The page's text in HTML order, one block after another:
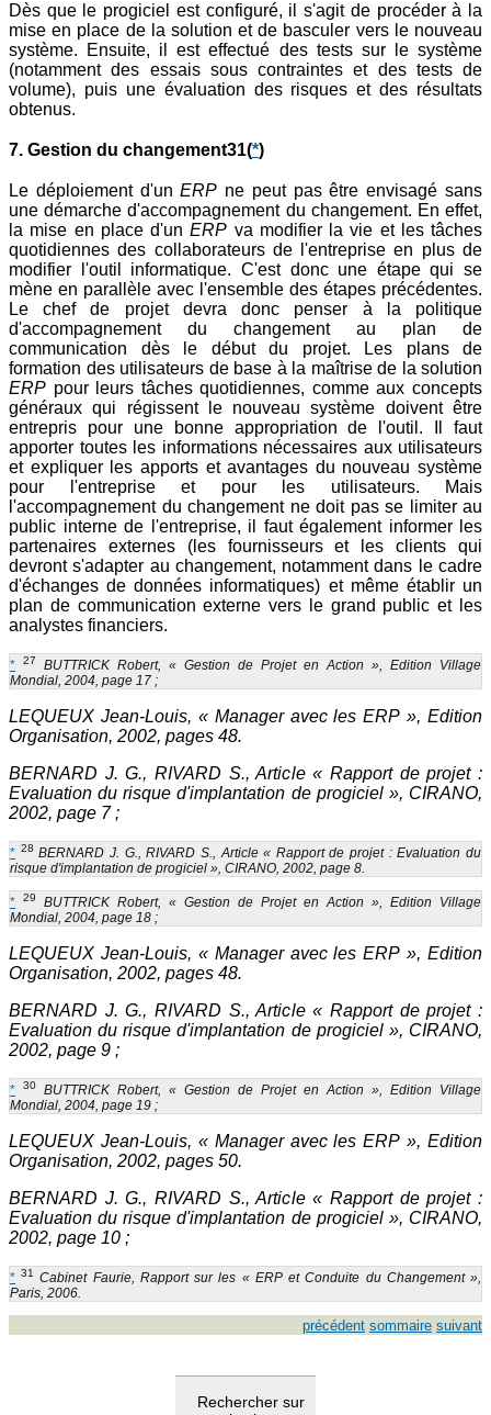
Dès que le progiciel est configuré, il s'agit de procéder à la
mise en place de la solution et de basculer vers le nouveau
système. Ensuite, il est effectué des tests sur le système
(notamment des essais sous contraintes et des tests de
volume), puis une évaluation des risques et des résultats
obtenus.
7. Gestion du changement31(*)
Le déploiement d'unERP ne peut pas être envisagé sans
une démarche d'accompagnement du changement. En effet,
la mise en place d'unERP va modifier la vie et les tâches
quotidiennes des collaborateurs de l'entreprise en plus de
modifier l'outil informatique. C'est donc une étape qui se
mène en parallèle avec l'ensemble des étapes précédentes.
Le chef de projet devra donc penser à la politique
d'accompagnement du changement au plan de
communication dès le début du projet. Les plans de
formation des utilisateurs de base à la maîtrise de la solution
ERP pour leurs tâches quotidiennes, comme aux concepts
généraux qui régissent le nouveau système doivent être
entrepris pour une bonne appropriation de l'outil. Il faut
apporter toutes les informations nécessaires aux utilisateurs
et expliquer les apports et avantages du nouveau système
pour l'entreprise et pour les utilisateurs. Mais
l'accompagnement du changement ne doit pas se limiter au
public interne de l'entreprise, il faut également informer les
partenaires externes (les fournisseurs et les clients qui
devront s'adapter au changement, notamment dans le cadre
d'échanges de données informatiques) et même établir un
plan de communication externe vers le grand public et les
analystes financiers.
* 27
BUTTRICK Robert, « Gestion de Projet en Action », Edition Village
Mondial, 2004, page 17 ;
LEQUEUX Jean-Louis, « Manager avec les ERP », Edition
Organisation, 2002, pages 48.
BERNARD J. G., RIVARD S., Article « Rapport de projet :
Evaluation du risque d'implantation de progiciel », CIRANO,
2002, page 7 ;
* 28 BERNARD J. G., RIVARD S., Article « Rapport de projet : Evaluation du
risque d'implantation de progiciel », CIRANO, 2002, page 8.
* 29
BUTTRICK Robert, « Gestion de Projet en Action », Edition Village
Mondial, 2004, page 18 ;
LEQUEUX Jean-Louis, « Manager avec les ERP », Edition
Organisation, 2002, pages 48.
BERNARD J. G., RIVARD S., Article « Rapport de projet :
Evaluation du risque d'implantation de progiciel », CIRANO,
2002, page 9 ;
* 30
BUTTRICK Robert, « Gestion de Projet en Action », Edition Village
Mondial, 2004, page 19 ;
LEQUEUX Jean-Louis, « Manager avec les ERP », Edition
Organisation, 2002, pages 50.
BERNARD J. G., RIVARD S., Article « Rapport de projet :
Evaluation du risque d'implantation de progiciel », CIRANO,
2002, page 10 ;
* 31
Cabinet Faurie, Rapport sur les « ERP et Conduite du Changement »,
Paris, 2006.
précédent sommaire suivant
Rechercher sur